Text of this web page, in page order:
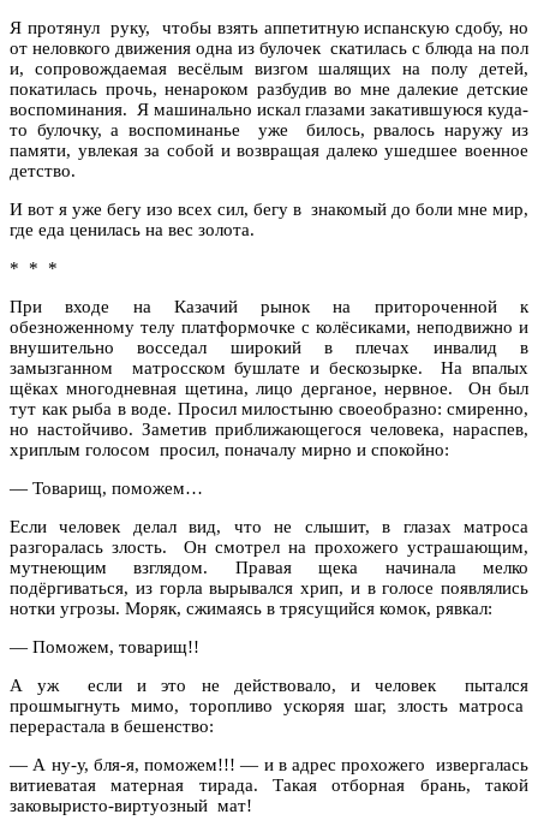
Я протянул руку, чтобы взять аппетитную испанскую сдобу, но
от неловкого движения одна из булочек скатилась с блюда на пол
и, сопровождаемая весёлым визгом шалящих на полу детей,
покатилась прочь, ненароком разбудив во мне далекие детские
воспоминания. Я машинально искал глазами закатившуюся куда-
то булочку, а воспоминанье уже билось, рвалось наружу из
памяти, увлекая за собой и возвращая далеко ушедшее военное
детство.
И вот я уже бегу изо всех сил, бегу в знакомый до боли мне мир,
где еда ценилась на вес золота.
* * *
При входе на Казачий рынок
на притороченной к
обезноженному телу платформочке с колёсиками, неподвижно и
внушительно восседал широкий в плечах инвалид в
замызганном матросском бушлате и бескозырке. На впалых
щёках многодневная щетина, лицо дерганое, нервное. Он был
тут как рыба в воде. Просил милостыню своеобразно: смиренно,
но настойчиво. Заметив приближающегося человека, нараспев,
хриплым голосом просил, поначалу мирно и спокойно:
— Товарищ, поможем…
Если человек делал вид, что не слышит, в глазах матроса
разгоралась злость. Он смотрел на прохожего устрашающим,
мутнеющим взглядом. Правая щека начинала мелко
подёргиваться, из горла вырывался хрип, и в голосе появлялись
нотки угрозы. Моряк, сжимаясь в трясущийся комок, рявкал:
— Поможем, товарищ!!
А уж если и это не действовало, и человек пытался
прошмыгнуть мимо, торопливо ускоряя шаг, злость матроса
перерастала в бешенство:
— А ну-у, бля-я, поможем!!! — и в адрес прохожего извергалась
витиеватая матерная тирада. Такая отборная брань, такой
заковыристо-виртуозный мат!